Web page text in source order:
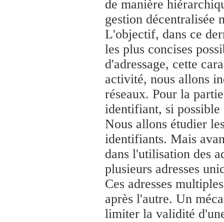
de manière
gestion décentralisée
L'objectif, dans ce
les plus concises
d'adressage, cette
activité, nous allons
réseaux. Pour la
identifiant, si possible
Nous allons étudier
identifiants. Mais
dans l'utilisation des
plusieurs adresses
Ces adresses
après l'autre. Un
limiter la validité